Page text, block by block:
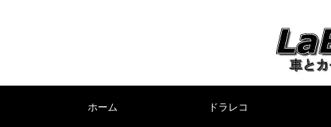
ホーム ドラレコ